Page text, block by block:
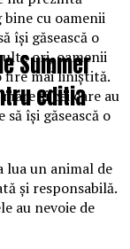
cu oamenii
își găsească o
ori, oamenii
fire mai liniștită.
și cei care au
își găsească o
lua un animal de
și responsabilă.
au nevoie de
Summer
editia